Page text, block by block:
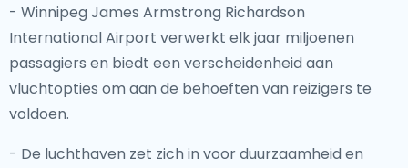
- Winnipeg James Armstrong Richardson
International Airport verwerkt elk jaar miljoenen
passagiers en biedt een verscheidenheid aan
vluchtopties om aan de behoeften van reizigers te
voldoen.
- De luchthaven zet zich in voor duurzaamheid en